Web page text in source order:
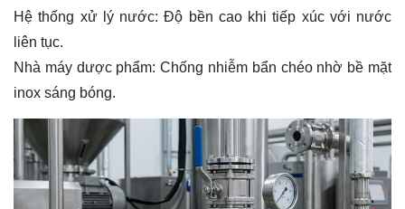
Hệ thống xử lý nước: Độ bền cao khi tiếp xúc với nước
liên tục.
Nhà máy dược phẩm: Chống nhiễm bẩn chéo nhờ bề mặt
inox sáng bóng.